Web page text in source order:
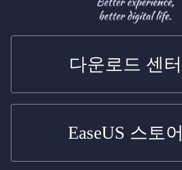
다운로드 센터
EaseUS 스토어